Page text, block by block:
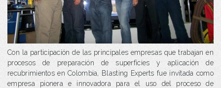
Con la participación de las principales empresas que trabajan en
procesos de preparación de superficies y aplicación de
recubrimientos en Colombia, Blasting Experts fue invitada como
empresa pionera e innovadora para el uso del proceso de